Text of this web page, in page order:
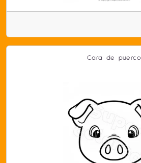
Cara de puerco